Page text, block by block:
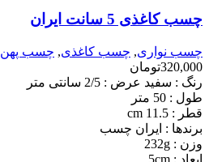
چسب کاغذی 5 سانت ایران
چسب نواری, چسب کاغذی, چسب پهن
320,000تومان
رنگ : سفید عرض : 2/5 سانتی متر
طول : 50 متر
قطر : 11.5 cm
برندها : ایران چسب
وزن : 232g
ابعاد : 5cm